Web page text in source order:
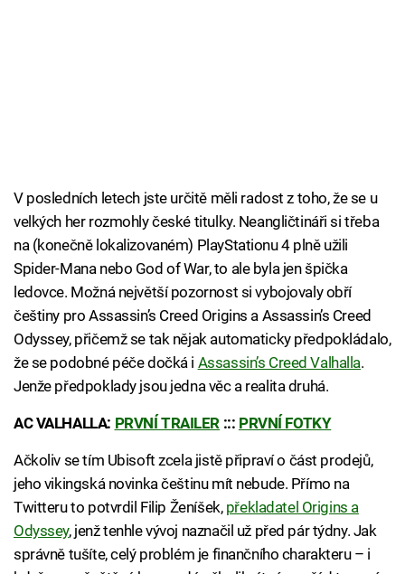
V posledních letech jste určitě měli radost z toho, že se u
velkých her rozmohly české titulky. Neangličtináři si třeba
na (konečně lokalizovaném) PlayStationu 4 plně užili
Spider-Mana nebo God of War, to ale byla jen špička
ledovce. Možná největší pozornost si vybojovaly obří
češtiny pro Assassin’s Creed Origins a Assassin’s Creed
Odyssey, přičemž se tak nějak automaticky předpokládalo,
že se podobné péče dočká i Assassin’s Creed Valhalla.
Jenže předpoklady jsou jedna věc a realita druhá.
AC VALHALLA: PRVNÍ TRAILER ::: PRVNÍ FOTKY
Ačkoliv se tím Ubisoft zcela jistě připraví o část prodejů,
jeho vikingská novinka češtinu mít nebude. Přímo na
Twitteru to potvrdil Filip Ženíšek, překladatel Origins a
Odyssey, jenž tenhle vývoj naznačil už před pár týdny. Jak
správně tušíte, celý problém je finančního charakteru – i